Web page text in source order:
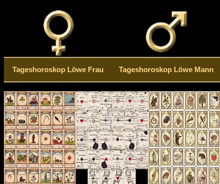
Tageshoroskop Löwe Frau Tageshoroskop Löwe Mann